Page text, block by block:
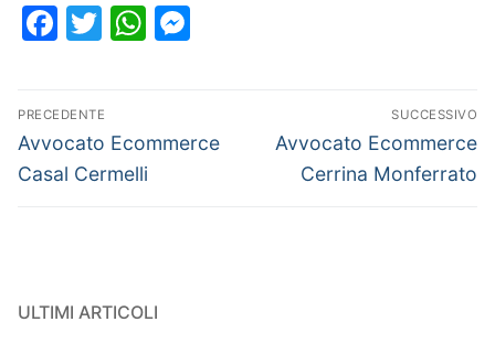
Facebook
TwitterWhatsApp
PRECEDENTE
Avvocato Ecommerce
Casal Cermelli
SUCCESSIVO
Avvocato Ecommerce
Cerrina Monferrato
ULTIMI ARTICOLI